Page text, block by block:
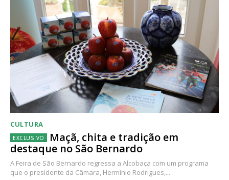
CULTURA
Maçã, chita e tradição em
destaque no São Bernardo
A Feira de São Bernardo regressa a Alcobaça com um programa
que o presidente da Câmara, Hermínio Rodrigues,...